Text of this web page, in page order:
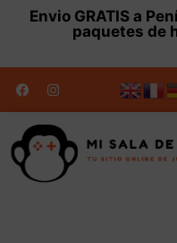
Envio GRATISa
paquetes de